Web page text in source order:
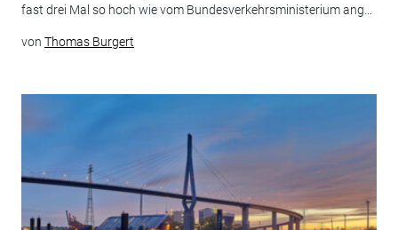
fast drei Mal so hoch wie vom Bundesverkehrsministerium ang...
von Thomas Burgert